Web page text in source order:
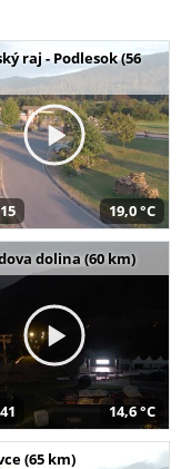
raj - Podlesok (56
19,0 °C
dolina (60 km)
14,6 °C
(65 km)